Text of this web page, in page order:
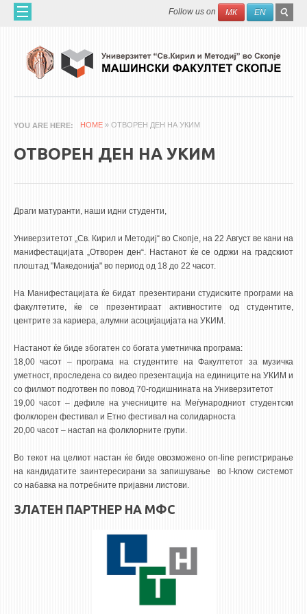
Skip to main content Search
Follow us on МК EN
ЗА НАС
60 ГОДИНИ МФ
НАУЧНА ДЕЈНОСТ
АПЛИКАТИВНА ДЕЈНОСТ
МЕЃУНАРОДНА СОРАБОТКА
ERASMUS+
QIM-SEE
3DFindIT
CIRASIM
ENERGET
AIR QUALITY MODELLING
АКТИ
ИНФОРМАЦИИ ОД ЈАВЕН КАРАКТЕР
АНКЕТИ И САМОЕВАЛУАЦИИ
ЗАВРШНИ СМЕТКИ
ТЕЛЕФОНСКИ ИМЕНИК
YOU ARE HERE HOME » ОТВОРЕН ДЕН НА УКИМ
ОТВОРЕН ДЕН НА УКИМ
Драги матуранти, наши идни студенти,
Универзитетот „Св. Кирил и Методиј“ во Скопје, на 22 Август ве кани на
манифестацијата „Отворен ден“. Настанот ќе се одржи на градскиот
плоштад "Македонија" во период од 18 до 22 часот.
На Манифестацијата ќе бидат презентирани студиските програми на
факултетите, ќе се презентираат активностите од студентите,
центрите за кариера, алумни асоцијацијата на УКИМ.
Настанот ќе биде збогатен со богата уметничка програма:
18,00 часот – програма на студентите на Факултетот за музичка
уметност, проследена со видео презентација на единиците на УКИМ и
со филмот подготвен по повод 70-годишнината на Универзитетот
19,00 часот – дефиле на учесниците на Меѓународниот студентски
фолклорен фестивал и Етно фестивал на солидарноста
20,00 часот – настап на фолклорните групи.
Во текот на целиот настан ќе биде овозможено on-line регистрирање
на кандидатите заинтересирани за запишување во I-know системот
со набавка на потребните пријавни листови.
ЗЛАТЕН ПАРТНЕР НА МФС